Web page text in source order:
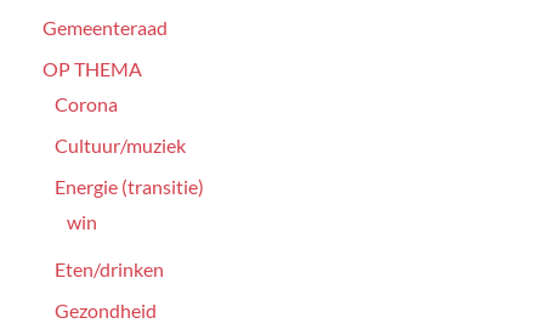
Gemeenteraad
OP THEMA
Corona
Cultuur/muziek
Energie (transitie)
win
Eten/drinken
Gezondheid